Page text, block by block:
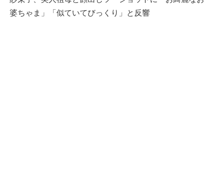
婆ちゃま」「似ていてびっくり」と反響